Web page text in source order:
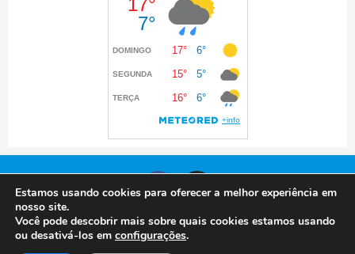
© 2024 Prefeitura de Ibirubá. Todos os direitos
reservados
Estamos usando cookies para oferecer a melhor experiência em
nosso site.
Você pode descobrir mais sobre quais cookies estamos usando
ou desativá-los em configurações.